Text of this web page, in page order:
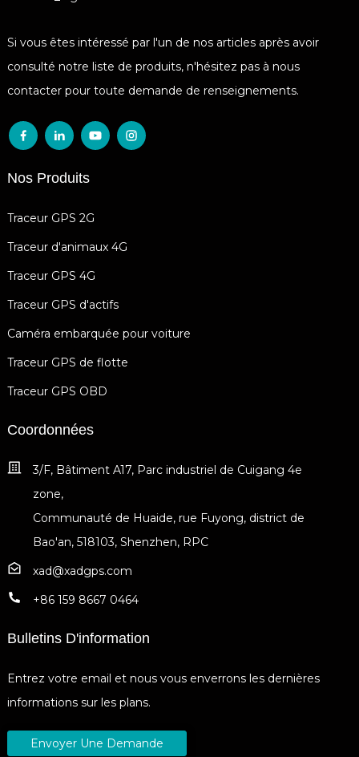
Si vous êtes intéressé par l'un de nos articles après avoir
consulté notre liste de produits, n'hésitez pas à nous
contacter pour toute demande de renseignements.
Nos Produits
Traceur GPS 2G
Traceur d'animaux 4G
Traceur GPS 4G
Traceur GPS d'actifs
Caméra embarquée pour voiture
Traceur GPS de flotte
Traceur GPS OBD
Coordonnées
3/F, Bâtiment A17, Parc industriel de Cuigang 4e
zone,
Communauté de Huaide, rue Fuyong, district de
Bao'an, 518103, Shenzhen, RPC
xad@xadgps.com
+86 159 8667 0464
Bulletins D'information
Entrez votre email et nous vous enverrons les dernières
informations sur les plans.
Envoyer Une Demande